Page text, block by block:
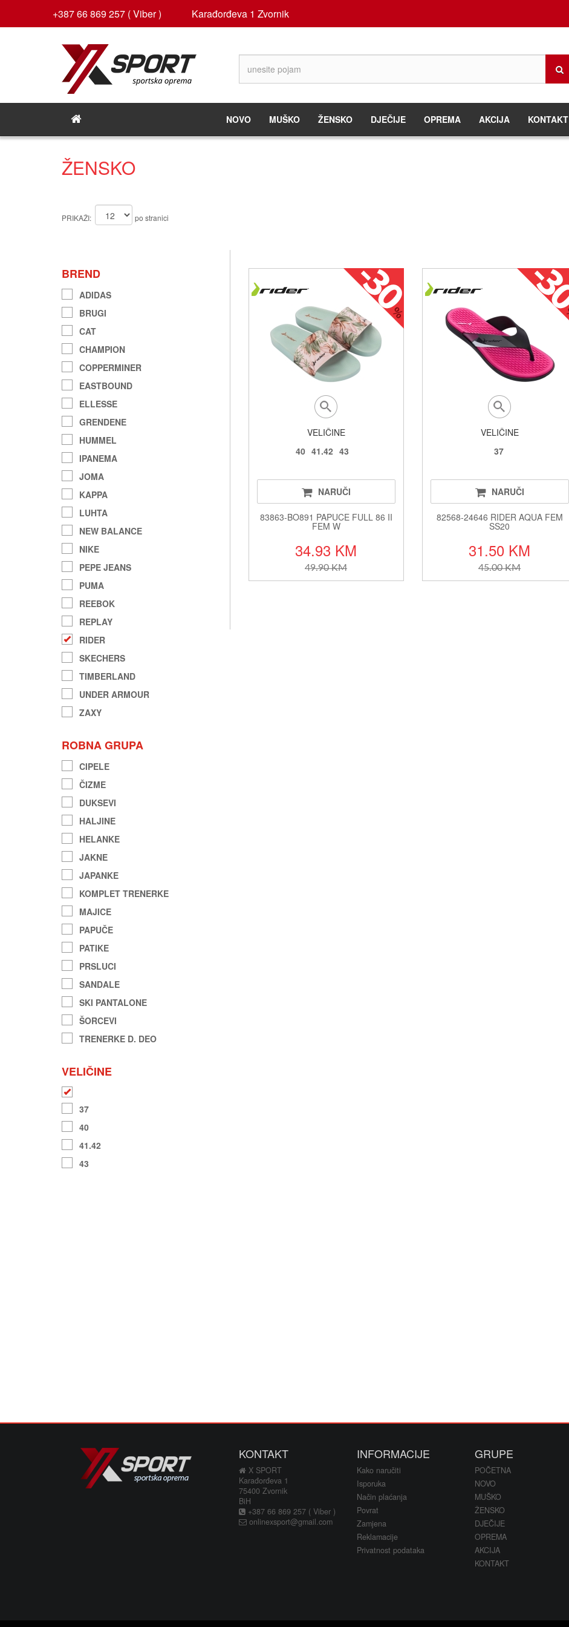
+387 66 869 257 ( Viber ) Karađorđeva 1 Zvornik
NOVO MUŠKO ŽENSKO DJEČIJE OPREMA AKCIJA KONTAKT
ŽENSKO
PRIKAŽI: po stranici
BREND
ADIDAS
BRUGI
CAT
CHAMPION
COPPERMINER
EASTBOUND
ELLESSE
GRENDENE
HUMMEL
IPANEMA
JOMA
KAPPA
LUHTA
NEW BALANCE
NIKE
PEPE JEANS
PUMA
REEBOK
REPLAY
RIDER
SKECHERS
TIMBERLAND
UNDER ARMOUR
ZAXY
ROBNA GRUPA
CIPELE
ČIZME
DUKSEVI
HALJINE
HELANKE
JAKNE
JAPANKE
KOMPLET TRENERKE
MAJICE
PAPUČE
PATIKE
PRSLUCI
SANDALE
SKI PANTALONE
ŠORCEVI
TRENERKE D. DEO
VELIČINE
37
40
41.42
43
VELIČINE
40 41.42 43
NARUČI
83863-BO891 PAPUCE FULL 86 II
FEM W
34.93 KM
49.90 KM
VELIČINE
37
NARUČI
82568-24646 RIDER AQUA FEM
SS20
31.50 KM
45.00 KM
KONTAKT
X SPORT
Karađorđeva 1
75400 Zvornik
BiH
+387 66 869 257 ( Viber )
onlinexsport@gmail.com
INFORMACIJE
Kako naručiti
Isporuka
Način plaćanja
Povrat
Zamjena
Reklamacije
Privatnost podataka
GRUPE
POČETNA
NOVO
MUŠKO
ŽENSKO
DJEČIJE
OPREMA
AKCIJA
KONTAKT